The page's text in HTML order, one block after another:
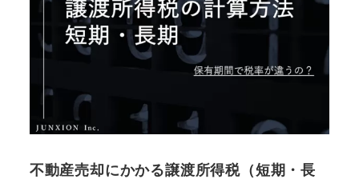
不動産売却にかかる譲渡所得税（短期・長